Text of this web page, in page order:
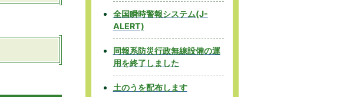
全国瞬時警報システム(J-
ALERT)
同報系防災行政無線設備の運
用を終了しました
土のうを配布します